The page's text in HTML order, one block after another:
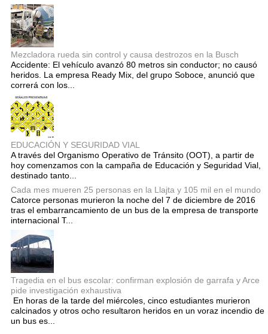
Mezcladora rueda sin control y causa destrozos en la Busch
Accidente: El vehículo avanzó 80 metros sin conductor; no causó
heridos. La empresa Ready Mix, del grupo Soboce, anunció que
correrá con los...
EDUCACIÓN Y SEGURIDAD VIAL
A través del Organismo Operativo de Tránsito (OOT), a partir de
hoy comenzamos con la campaña de Educación y Seguridad Vial,
destinado tanto...
Cada mes mueren 25 personas en la Llajta y 105 mil en el mundo
Catorce personas murieron la noche del 7 de diciembre de 2016
tras el embarrancamiento de un bus de la empresa de transporte
internacional T...
Tragedia en el bus escolar: confirman explosión de garrafa y Arce
pide investigación exhaustiva
En horas de la tarde del miércoles, cinco estudiantes murieron
calcinados y otros ocho resultaron heridos en un voraz incendio de
un bus es...